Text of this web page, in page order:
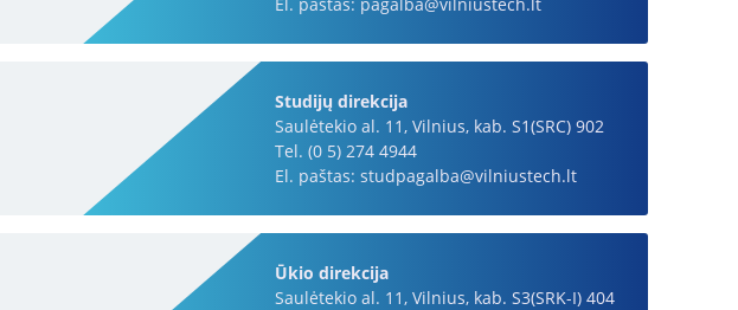
Studijų direkcija
Saulėtekio al. 11, Vilnius, kab. S1(SRC) 902
Tel. (0 5) 274 4944
El. paštas: studpagalba@vilniustech.lt
Ūkio direkcija
Saulėtekio al. 11, Vilnius, kab. S3(SRK-I) 404